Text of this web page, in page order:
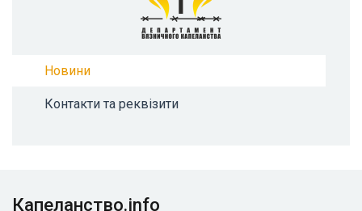
Новини
Контакти та реквізити
Капеланство.info